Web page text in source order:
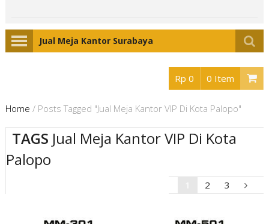
Jual Meja Kantor Surabaya
Rp 0 0 Item
Home / Posts Tagged "Jual Meja Kantor VIP Di Kota Palopo"
TAGS Jual Meja Kantor VIP Di Kota
Palopo
2 3